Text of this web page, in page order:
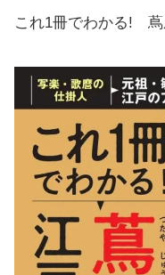
これ1冊でわかる! 蔦